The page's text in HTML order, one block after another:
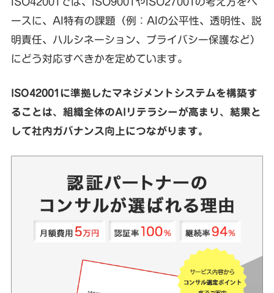
ースに、AI特有の課題（例：AIの公平性、透明性、説
明責任、ハルシネーション、プライバシー保護など）
にどう対応すべきかを定めています。
ISO42001に準拠したマネジメントシステムを構築す
ることは、組織全体のAIリテラシーが高まり、結果と
して社内ガバナンス向上につながります。